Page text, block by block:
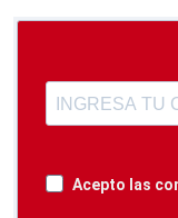
Acepto las